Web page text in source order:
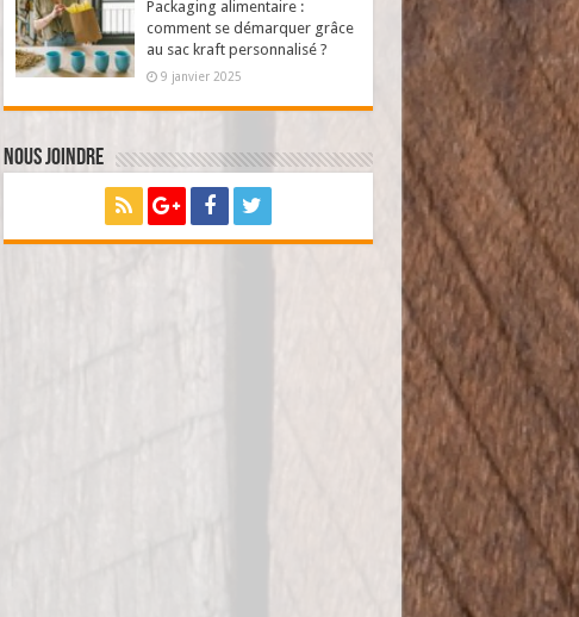
Packaging alimentaire :
comment se démarquer grâce
au sac kraft personnalisé ?
9 janvier 2025
Nous joindre